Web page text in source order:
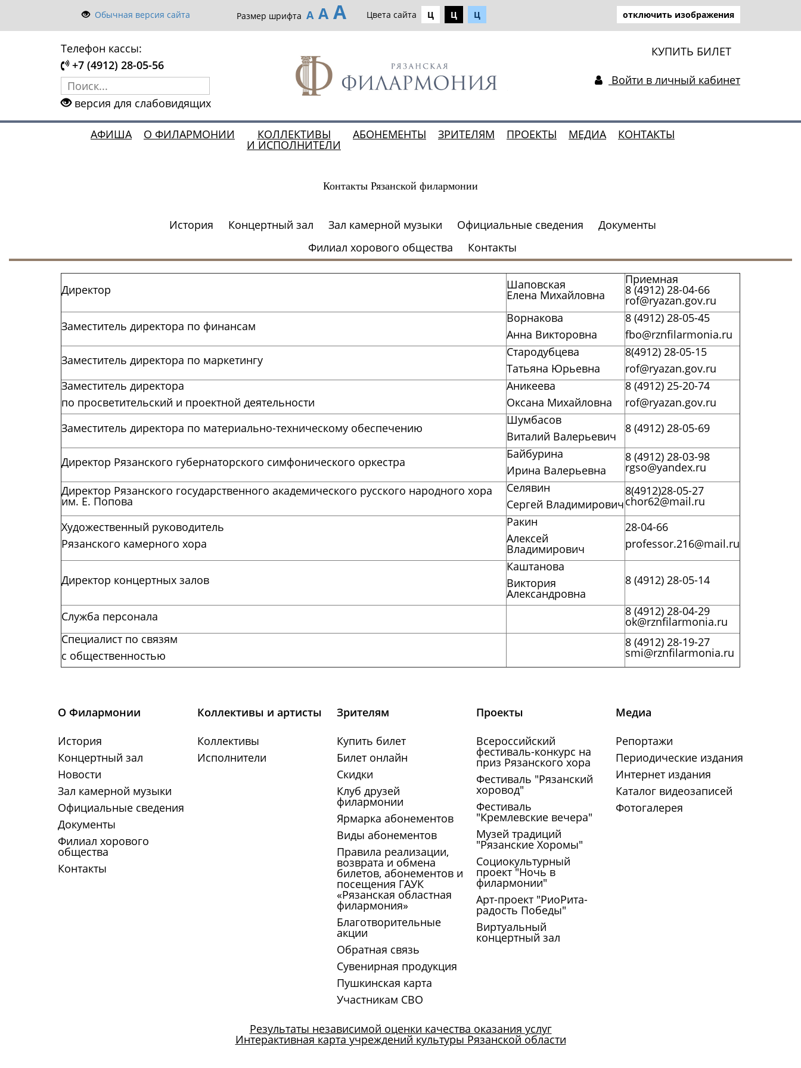
Обычная версия сайта Размер шрифта А А А Цвета сайта Ц Ц Ц отключить изображения
Телефон кассы:
+7 (4912) 28-05-56
версия для слабовидящих
КУПИТЬ БИЛЕТ
Войти в личный кабинет
АФИША О ФИЛАРМОНИИ КОЛЛЕКТИВЫ
И ИСПОЛНИТЕЛИ
АБОНЕМЕНТЫ ЗРИТЕЛЯМ ПРОЕКТЫ МЕДИА КОНТАКТЫ
Контакты Рязанской филармонии
История Концертный зал Зал камерной музыки Официальные сведения
Документы
Филиал хорового общества
Контакты
Директор Шаповская
Елена Михайловна
Приемная
8 (4912) 28-04-66
rof@ryazan.gov.ru
Заместитель директора по финансам
Ворнакова
Анна Викторовна
8 (4912) 28-05-45
fbo@rznfilarmonia.ru
Заместитель директора по маркетингу
Стародубцева
Татьяна Юрьевна
8(4912) 28-05-15
rof@ryazan.gov.ru
Заместитель директора
по просветительский и проектной деятельности
Аникеева
Оксана Михайловна
8 (4912) 25-20-74
rof@ryazan.gov.ru
Заместитель директора по материально-техническому обеспечению
Шумбасов
Виталий Валерьевич
8 (4912) 28-05-69
Директор Рязанского губернаторского симфонического оркестра
Байбурина
Ирина Валерьевна
8 (4912) 28-03-98
rgso@yandex.ru
Директор Рязанского государственного академического русского народного хора
им. Е. Попова
Селявин
Сергей Владимирович
8(4912)28-05-27
chor62@mail.ru
Художественный руководитель
Рязанского камерного хора
Ракин
Алексей
Владимирович
28-04-66
professor.216@mail.ru
Директор концертных залов
Каштанова
Виктория
Александровна
8 (4912) 28-05-14
Cлужба персонала 8 (4912) 28-04-29
ok@rznfilarmonia.ru
Специалист по связям
с общественностью
8 (4912) 28-19-27
smi@rznfilarmonia.ru
О Филармонии
История
Концертный зал
Новости
Зал камерной музыки
Официальные сведения
Документы
Филиал хорового
общества
Контакты
Коллективы и артисты
Коллективы
Исполнители
Зрителям
Купить билет
Билет онлайн
Скидки
Клуб друзей
филармонии
Ярмарка абонементов
Виды абонементов
Правила реализации,
возврата и обмена
билетов, абонементов и
посещения ГАУК
«Рязанская областная
филармония»
Благотворительные
акции
Обратная связь
Сувенирная продукция
Пушкинская карта
Участникам СВО
Проекты
Всероссийский
фестиваль-конкурс на
приз Рязанского хора
Фестиваль "Рязанский
хоровод"
Фестиваль
"Кремлевские вечера"
Музей традиций
"Рязанские Хоромы"
Социокультурный
проект "Ночь в
филармонии"
Арт-проект "РиоРита-
радость Победы"
Виртуальный
концертный зал
Медиа
Репортажи
Периодические издания
Интернет издания
Каталог видеозаписей
Фотогалерея
Результаты независимой оценки качества оказания услуг
Интерактивная карта учреждений культуры Рязанской области